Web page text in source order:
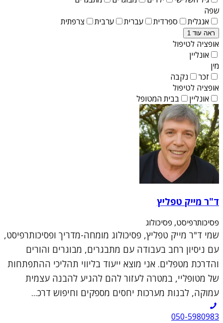
שפה
אנגלית
ספרדית עברית ערבית צרפתית
ראה עוד 1
אופציה לטיפול
אונליין
מין
זכר
נקבה
אופציה לטיפול
אונליין
בבית המטופל
ד"ר מייק טפליץ
פסיכותרפיסט, פסיכולוג
שמי ד"ר מייק טפליץ, פסיכולוג מומחה-מדריך ופסיכותרפיסט,
עם ניסיון רחב בעבודה עם מתבגרים, מבוגרים והורים
והדרכת מטפלים. אני מוצא ייעוד בליווי תהליכי ההתפתחות
של מטופליי, במטרה לעזור להם להגיע להבנה עצמית
עמוקה, לבנות מערכות יחסים מספקים וחיפוש דרכ...
050-5980983